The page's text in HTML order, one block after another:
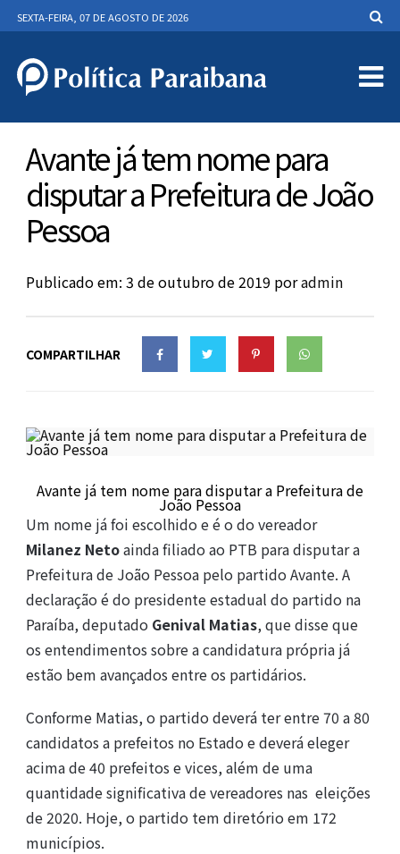
SEXTA-FEIRA, 07 DE AGOSTO DE 2026
Avante já tem nome para
disputar a Prefeitura de João
Pessoa
Publicado em: 3 de outubro de 2019 poradmin
COMPARTILHAR
Avante já tem nome para disputar a Prefeitura de
João Pessoa
Um nome já foi escolhido e é o do vereador
Milanez Netoainda filiado ao PTB para disputar a
Prefeitura de João Pessoa pelo partido Avante. A
declaração é do presidente estadual do partido na
Paraíba, deputado Genival Matias, que disse que
os entendimentos sobre a candidatura própria já
estão bem avançados entre os partidários.
Conforme Matias, o partido deverá ter entre 70 a 80
candidatos a prefeitos no Estado e deverá eleger
acima de 40 prefeitos e vices, além de uma
quantidade significativa de vereadores nas eleições
de 2020. Hoje, o partido tem diretório em 172
municípios.